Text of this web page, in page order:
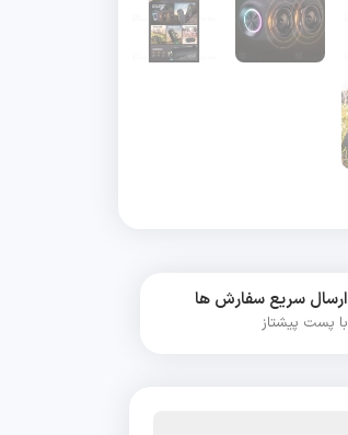
ارسال سریع سفارش ها
با پست پیشتاز